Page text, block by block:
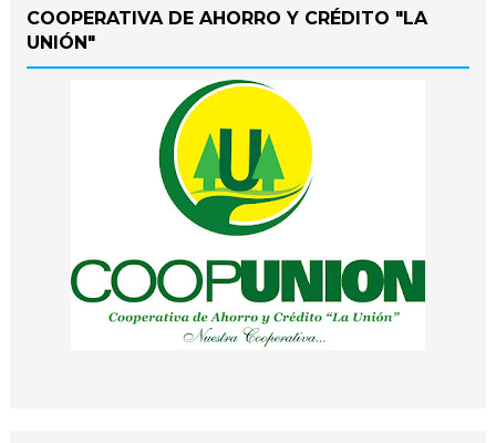
COOPERATIVA DE AHORRO Y CRÉDITO "LA
UNIÓN"